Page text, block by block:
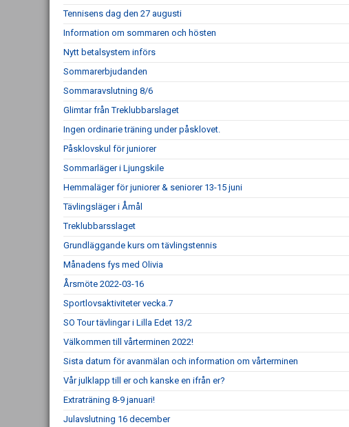
Tennisens dag den 27 augusti
Information om sommaren och hösten
Nytt betalsystem införs
Sommarerbjudanden
Sommaravslutning 8/6
Glimtar från Treklubbarslaget
Ingen ordinarie träning under påsklovet.
Påsklovskul för juniorer
Sommarläger i Ljungskile
Hemmaläger för juniorer & seniorer 13-15 juni
Tävlingsläger i Åmål
Treklubbarsslaget
Grundläggande kurs om tävlingstennis
Månadens fys med Olivia
Årsmöte 2022-03-16
Sportlovsaktiviteter vecka.7
SO Tour tävlingar i Lilla Edet 13/2
Välkommen till vårterminen 2022!
Sista datum för avanmälan och information om vårterminen
Vår julklapp till er och kanske en ifrån er?
Extraträning 8-9 januari!
Julavslutning 16 december